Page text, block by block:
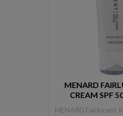
MENARD
CREAM SPF
MENARD Fairlucent